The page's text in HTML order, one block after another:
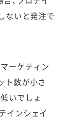
ないと発注で
ーケティン
ト数が小さ
いでしょ
インシェイ